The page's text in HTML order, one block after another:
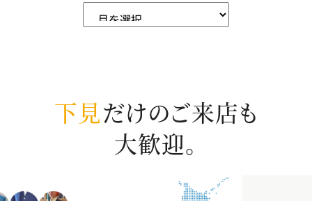
下見だけのご来店も
大歓迎。